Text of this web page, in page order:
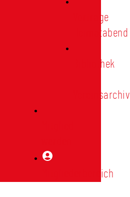
Vorträge
Heimatabend
Bibliothek
Vereinsarchiv
Mitgliederbereich